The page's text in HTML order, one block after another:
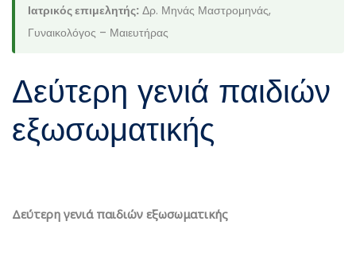
Ιατρικός επιμελητής: Δρ. Μηνάς Μαστρομηνάς,
Γυναικολόγος – Μαιευτήρας
Δεύτερη γενιά παιδιών
εξωσωματικής
Δεύτερη γενιά παιδιών εξωσωματικής